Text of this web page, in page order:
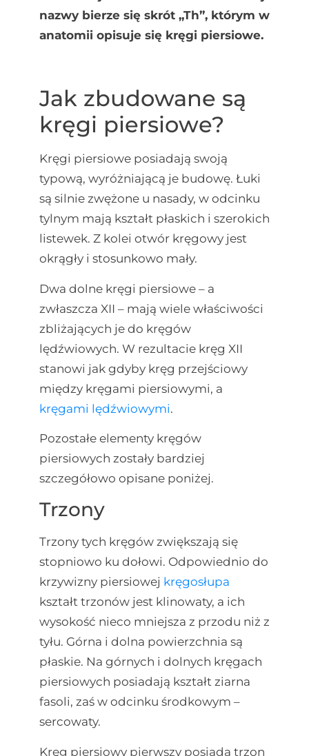
nazwy bierze się skrót „Th”, którym w
anatomii opisuje się kręgi piersiowe.
Jak zbudowane są
kręgi piersiowe?
Kręgi piersiowe posiadają swoją
typową, wyróżniającą je budowę. Łuki
są silnie zwężone u nasady, w odcinku
tylnym mają kształt płaskich i szerokich
listewek. Z kolei otwór kręgowy jest
okrągły i stosunkowo mały.
Dwa dolne kręgi piersiowe – a
zwłaszcza XII – mają wiele właściwości
zbliżających je do kręgów
lędźwiowych. W rezultacie kręg XII
stanowi jak gdyby kręg przejściowy
między kręgami piersiowymi, a
kręgami lędźwiowymi.
Pozostałe elementy kręgów
piersiowych zostały bardziej
szczegółowo opisane poniżej.
Trzony
Trzony tych kręgów zwiększają się
stopniowo ku dołowi. Odpowiednio do
krzywizny piersiowej kręgosłupa
kształt trzonów jest klinowaty, a ich
wysokość nieco mniejsza z przodu niż z
tyłu. Górna i dolna powierzchnia są
płaskie. Na górnych i dolnych kręgach
piersiowych posiadają kształt ziarna
fasoli, zaś w odcinku środkowym –
sercowaty.
Kręg piersiowy pierwszy posiada trzon